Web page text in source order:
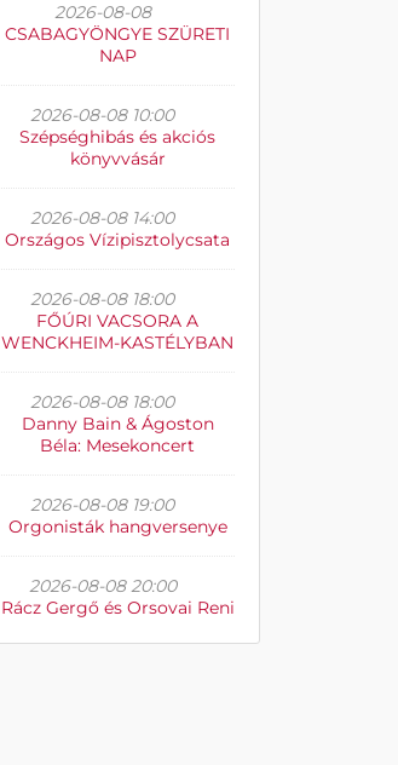
2026-08-08
CSABAGYÖNGYE SZÜRETI
NAP
2026-08-08 10:00
Szépséghibás és akciós
könyvvásár
2026-08-08 14:00
Országos Vízipisztolycsata
2026-08-08 18:00
FŐÚRI VACSORA A
WENCKHEIM-KASTÉLYBAN
2026-08-08 18:00
Danny Bain & Ágoston
Béla: Mesekoncert
2026-08-08 19:00
Orgonisták hangversenye
2026-08-08 20:00
Rácz Gergő és Orsovai Reni